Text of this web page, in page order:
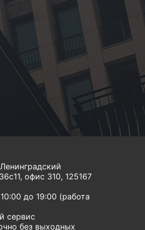
офис 310, 125167
до 19:00 (работа
сервис
без выходных